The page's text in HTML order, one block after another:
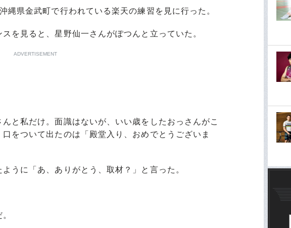
県金武町で行われている楽天の練習を見に行った。
見ると、星野仙一さんがぽつんと立っていた。
ADVERTISEMENT
と私だけ。面識はないが、いい歳をしたおっさんがこ
をついて出たのは「殿堂入り、おめでとうございま
に「あ、ありがとう、取材？」と言った。